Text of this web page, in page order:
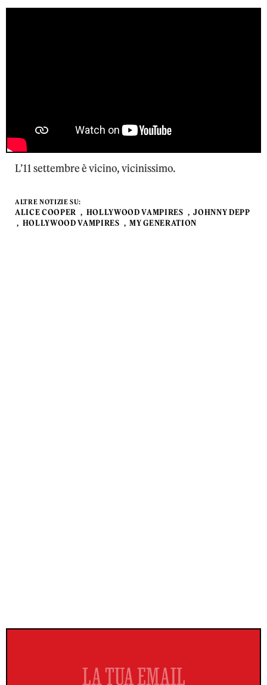
L’11 settembre è vicino, vicinissimo.
ALTRE NOTIZIE SU:
ALICE COOPER HOLLYWOOD VAMPIRES
JOHNNY DEPP
HOLLYWOOD VAMPIRES
MY GENERATION